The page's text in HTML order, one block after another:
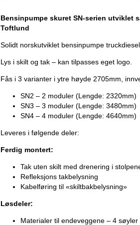
Bensinpumpe skuret SN-serien utviklet
Toftlund
Solidt norskutviklet bensinpumpe
Lys i skilt og tak – kan tilpasses eget logo.
Fås i 3 varianter i ytre høyde 2705mm,
SN2 – 2 moduler (Lengde: 2320mm)
SN3 – 3 moduler (Lengde: 3480mm)
SN4 – 4 moduler (Lengde: 4640mm)
Leveres i følgende deler:
Ferdig montert:
Tak uten skilt med drenering i
Refleksjons takbelysning
Kabelføring til «skiltbakbelysning»
Løsdeler:
Materialer til endeveggene – 4